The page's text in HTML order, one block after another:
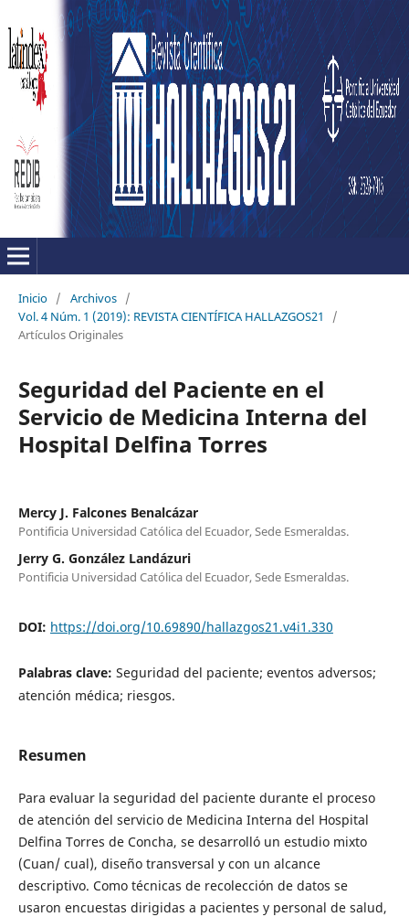
Inicio / Archivos /
Vol. 4 Núm. 1 (2019): REVISTA CIENTÍFICA HALLAZGOS21
/
Artículos Originales
Seguridad del Paciente en el
Servicio de Medicina Interna del
Hospital Delfina Torres
Mercy J. Falcones Benalcázar
Pontificia Universidad Católica del Ecuador, Sede Esmeraldas.
Jerry G. González Landázuri
Pontificia Universidad Católica del Ecuador, Sede Esmeraldas.
DOI: https://doi.org/10.69890/hallazgos21.v4i1.330
Palabras clave: Seguridad del paciente; eventos adversos;
atención médica; riesgos.
Resumen
Para evaluar la seguridad del paciente durante el proceso
de atención del servicio de Medicina Interna del Hospital
Delfina Torres de Concha, se desarrolló un estudio mixto
(Cuan/ cual), diseño transversal y con un alcance
descriptivo. Como técnicas de recolección de datos se
usaron encuestas dirigidas a pacientes y personal de salud,